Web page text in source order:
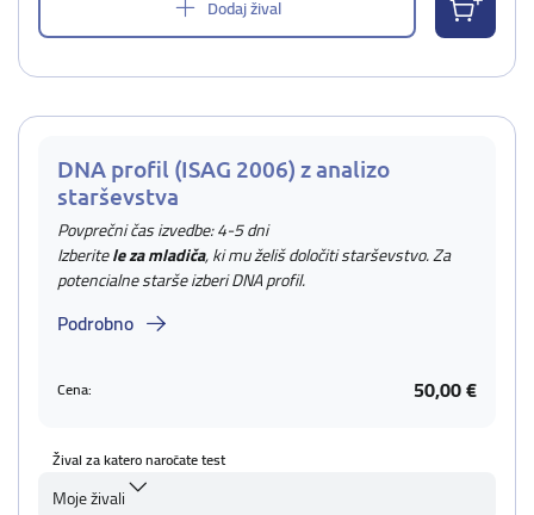
Dodaj žival
DNA profil (ISAG 2006) z analizo
starševstva
Povprečni čas izvedbe: 4-5 dni
Izberitele za mladiča, ki mu želiš določiti starševstvo. Za
potencialne starše izberi DNA profil.
Podrobno
Cena: 50,00 €
Žival za katero naročate test
Moje živali